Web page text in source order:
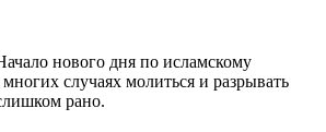
нового дня по исламскому
случаях молиться и разрывать
рано.